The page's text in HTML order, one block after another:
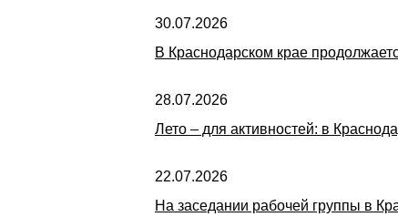
30.07.2026
В Краснодарском крае
28.07.2026
Лето – для активностей: в
22.07.2026
На заседании рабочей группы в